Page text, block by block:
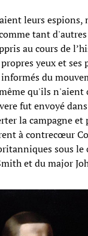
leurs espions,
tant d'autres
au cours de
yeux et ses
du
qu'ils n'aient
fut envoyé
la campagne et
à contrecœur
sous
et du major